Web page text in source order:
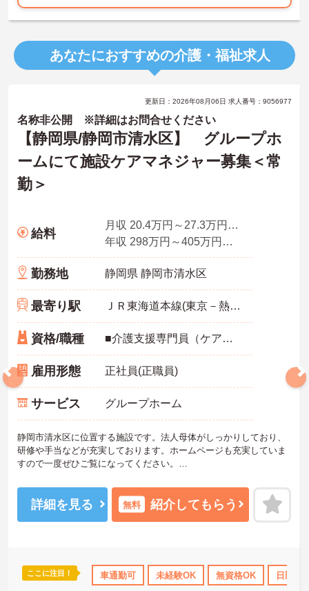
あなたにおすすめの介護・福祉求人
日勤のみ 産休･育休･介護休暇取得実績あり 社会保険完備
更新日：2026年08月06日 求人番号：9056977
名称非公開 ※詳細はお問合せください
【静岡県/静岡市清水区】 グループホ
ームにて施設ケアマネジャー募集＜常
勤＞
給料
月収 20.4万円～27.3万円程度(諸手当込)
年収 298万円～405万円程度(諸手当込)
勤務地 静岡県 静岡市清水区
最寄り駅 ＪＲ東海道本線(東京－熱海)
資格/職種 ■介護支援専門員（ケアマネジャー）資格保有者 施設ケアマネとしての経験があれば尚可 その他の福祉・介護関係資格 あれば尚可 認知症実践者研修 普通自動車運転免許 あれば尚可（ＡＴ限定可）
雇用形態 正社員(正職員)
サービス グループホーム
静岡市清水区に位置する施設です。法人母体がしっかりしており、
研修や手当などが充実しております。ホームページも充実していま
すので一度ぜひご覧になってください。
たしますのでお気軽にお問い合わせくださいませ。
詳細を見る 無料 紹介してもらう
ここに注目！ 車通勤可 未経験OK 無資格OK 日勤の